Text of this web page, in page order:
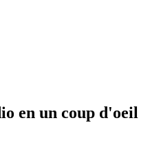
en un coup d'oeil